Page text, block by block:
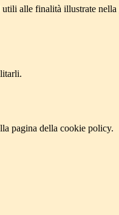
alle finalità illustrate nella
pagina della cookie policy.